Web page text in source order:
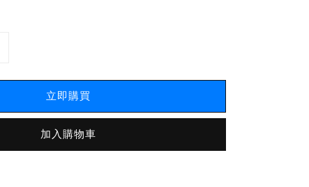
立即購買
加入購物車